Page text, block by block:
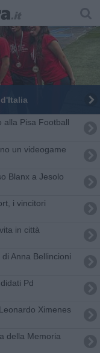
alla Pisa Football
un videogame
Blanx a Jesolo
i vincitori
in città
Anna Bellincioni
Pd
Ximenes
della Memoria